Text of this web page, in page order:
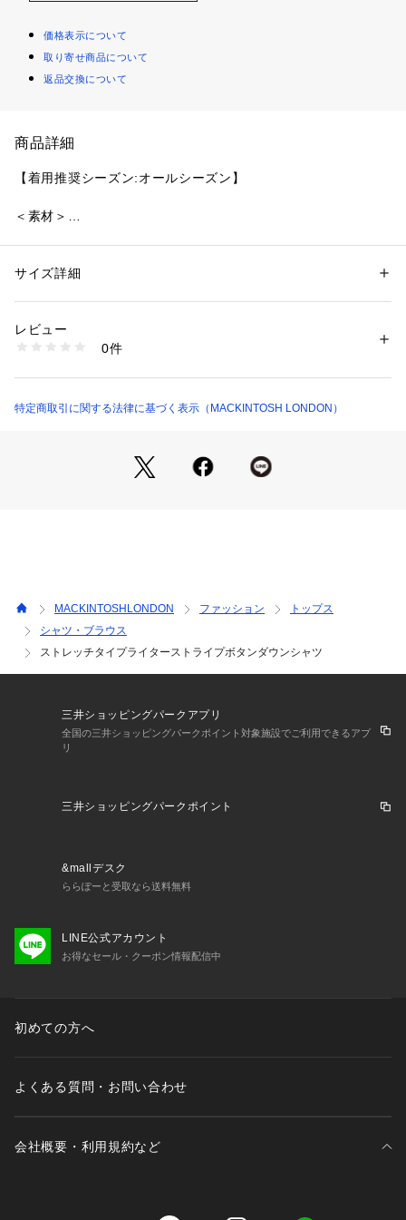
価格表示について
取り寄せ商品について
返品交換について
商品詳細
【着用推奨シーズン:オールシーズン】
＜素材＞
紡績から、仕上げまで生地作りの全てを一貫で行い高い品質を
べの肌触りとストレッチで至福の着用感です。
ーズンからリモデルしています。ウェスト、腰回りに５cm程
ズですので、今までのサイズで新しいシルエットをお楽しみく
ださい。オンオフ問わずあらゆるスタイルにマッチするNEW
性別：メンズ
素材：綿75% ナイロン21% ポリウレタン4% （消臭テープ使用）
商品番号：
G1M35603-- （ショップ）
サイズ詳細
レビュー
0件
特定商取引に関する法律に基づく表示（MACKINTOSH LONDON）
MACKINTOSHLONDON ファッション
トップス
シャツ・ブラウス
ストレッチタイプライターストライプボタンダウンシャツ
三井ショッピングパークアプリ
全国の三井ショッピングパークポイント対象施設でご利用できるアプ
リ
三井ショッピングパークポイント
&mallデスク
ららぽーと受取なら送料無料
LINE公式アカウント
お得なセール・クーポン情報配信中
初めての方へ
よくある質問・お問い合わせ
会社概要・利用規約など